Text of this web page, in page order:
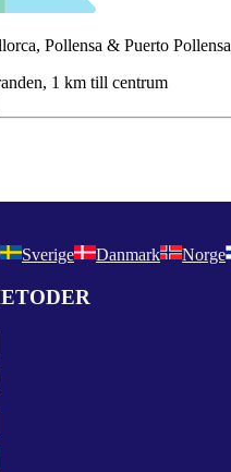
Pollensa & Puerto Pollensa
1 km till centrum
Sverige Danmark Norge